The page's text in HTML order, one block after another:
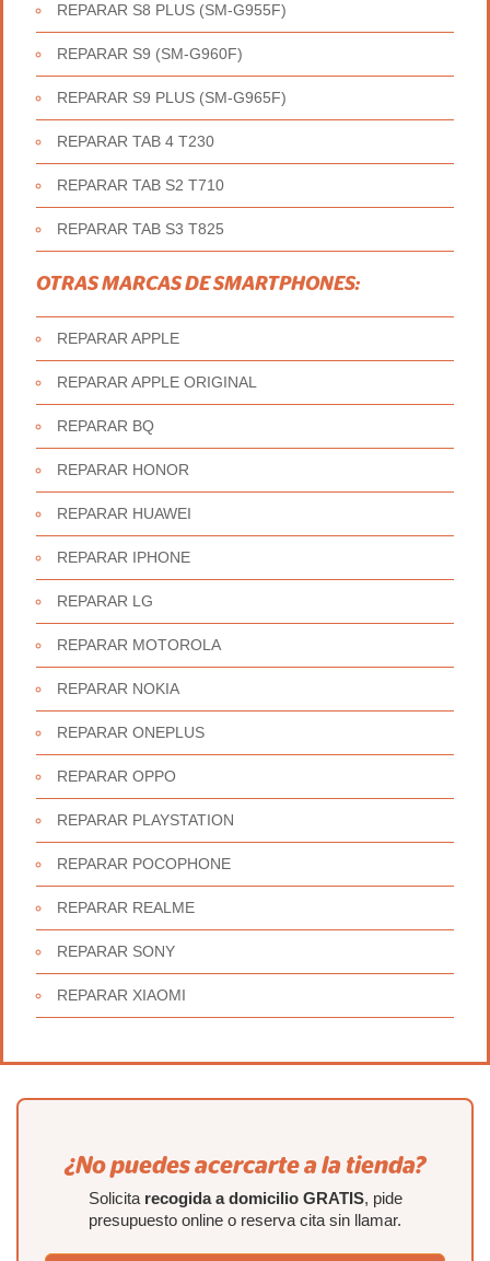
REPARAR S8 PLUS (SM-G955F)
REPARAR S9 (SM-G960F)
REPARAR S9 PLUS (SM-G965F)
REPARAR TAB 4 T230
REPARAR TAB S2 T710
REPARAR TAB S3 T825
OTRAS MARCAS DE SMARTPHONES:
REPARAR APPLE
REPARAR APPLE ORIGINAL
REPARAR BQ
REPARAR HONOR
REPARAR HUAWEI
REPARAR IPHONE
REPARAR LG
REPARAR MOTOROLA
REPARAR NOKIA
REPARAR ONEPLUS
REPARAR OPPO
REPARAR PLAYSTATION
REPARAR POCOPHONE
REPARAR REALME
REPARAR SONY
REPARAR XIAOMI
¿No puedes acercarte a la tienda?
Solicita recogida a domicilio GRATIS, pide
presupuesto online o reserva cita sin llamar.